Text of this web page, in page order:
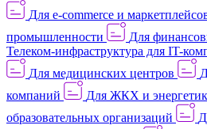
Для e-commerce и
промышленности
Для
Телеком-инфраструктура для IT-
Для медицинских центров
компаний
Для ЖКХ и
образовательных организаций